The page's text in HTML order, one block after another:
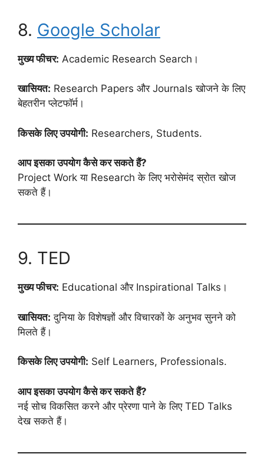
8. Google Scholar
मुख्य फीचर: Academic Research Search।
खासियत: Research Papers और Journals खोजने के लिए
बेहतरीन प्लेटफॉर्म।
किसके लिए उपयोगी: Researchers, Students.
आप इसका उपयोग कैसे कर सकते हैं?
Project Work या Research के लिए भरोसेमंद स्रोत खोज
सकते हैं।
9. TED
मुख्य फीचर: Educational और Inspirational Talks।
खासियत: दुनिया के विशेषज्ञों और विचारकों के अनुभव सुनने को
मिलते हैं।
किसके लिए उपयोगी: Self Learners, Professionals.
आप इसका उपयोग कैसे कर सकते हैं?
नई सोच विकसित करने और प्रेरणा पाने के लिए TED Talks
देख सकते हैं।